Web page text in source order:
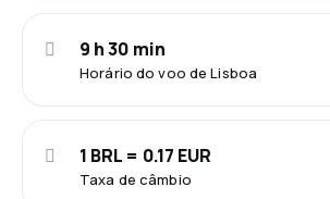
Horário do voo de Lisboa
9 h 30 min
Taxa de câmbio
1 BRL = 0.17 EUR